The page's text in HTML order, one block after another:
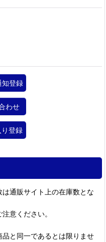
知登録
わせ
登録
通販サイト上の在庫数とな
意ください。
と同一であるとは限りませ